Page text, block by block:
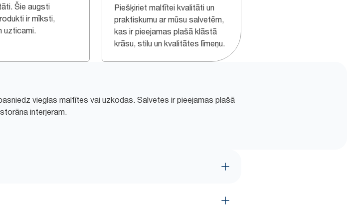
Šie augsti
ir mīksti,
uzticami.
Piešķiriet maltītei kvalitāti un
praktiskumu ar mūsu salvetēm,
kas ir pieejamas plašā klāstā
krāsu, stilu un kvalitātes līmeņu.
vieglas maltītes vai uzkodas. Salvetes ir pieejamas plašā
interjeram.